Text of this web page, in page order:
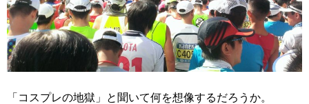
o
k
「コスプレの地獄」と聞いて何を想像するだろうか。